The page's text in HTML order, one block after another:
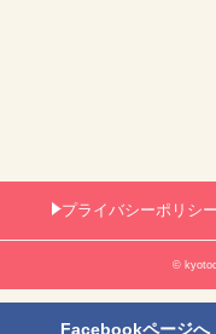
プライバシーポリシー
©
Facebookページへ